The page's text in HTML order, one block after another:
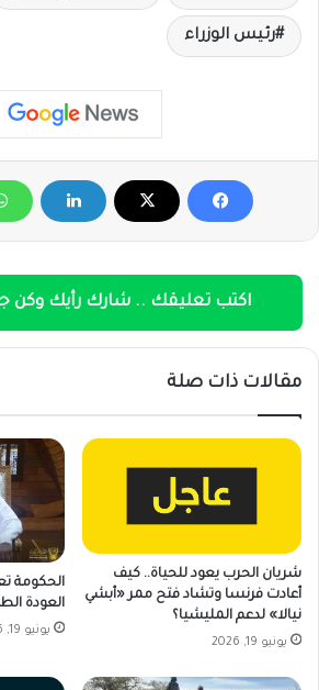
رئيس الوزراء
اكتب تعليقك .. شارك رأيك وكن
مقالات ذات صلة
شريان الحرب يعود للحياة.. كيف
أعادت فرنسا وتشاد فتح ممر «أبشي
نيالا» لدعم المليشيا؟
يونيو 19, 2026
الحكومة
العودة
يونيو 19, 2026